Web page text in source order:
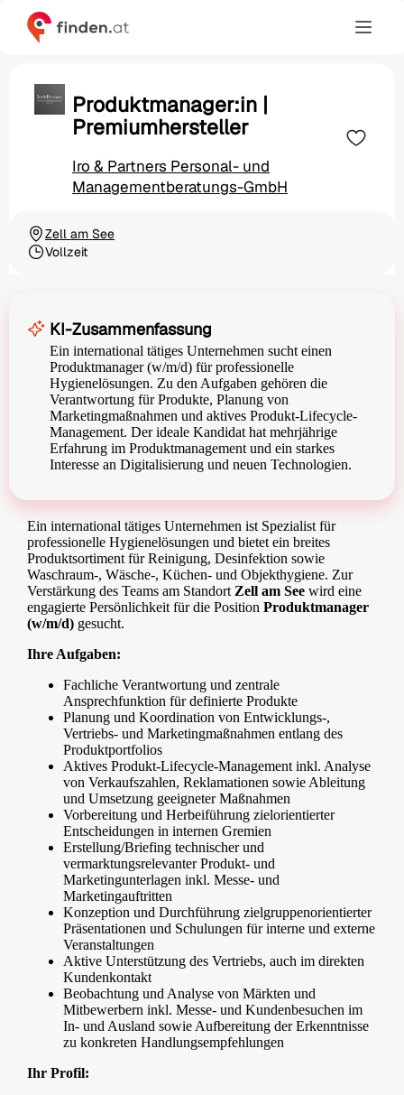
Produktmanager:in |
Premiumhersteller
Iro & Partners Personal- und
Managementberatungs-GmbH
Ortschaft
Zell am See
Beschäftigungsart
Vollzeit
KI-Zusammenfassung
Ein international tätiges Unternehmen sucht einen
Produktmanager (w/m/d) für professionelle
Hygienelösungen. Zu den Aufgaben gehören die
Verantwortung für Produkte, Planung von
Marketingmaßnahmen und aktives Produkt-Lifecycle-
Management. Der ideale Kandidat hat mehrjährige
Erfahrung im Produktmanagement und ein starkes
Interesse an Digitalisierung und neuen Technologien.
Ein international tätiges Unternehmen ist Spezialist für
professionelle Hygienelösungen und bietet ein breites
Produktsortiment für Reinigung, Desinfektion sowie
Waschraum-, Wäsche-, Küchen- und Objekthygiene. Zur
Verstärkung des Teams am Standort Zell am See wird eine
engagierte Persönlichkeit für die Position Produktmanager
(w/m/d) gesucht.
Ihre Aufgaben:
Fachliche Verantwortung und zentrale
Ansprechfunktion für definierte Produkte
Planung und Koordination von Entwicklungs-,
Vertriebs- und Marketingmaßnahmen entlang des
Produktportfolios
Aktives Produkt-Lifecycle-Management inkl. Analyse
von Verkaufszahlen, Reklamationen sowie Ableitung
und Umsetzung geeigneter Maßnahmen
Vorbereitung und Herbeiführung zielorientierter
Entscheidungen in internen Gremien
Erstellung/Briefing technischer und
vermarktungsrelevanter Produkt- und
Marketingunterlagen inkl. Messe- und
Marketingauftritten
Konzeption und Durchführung zielgruppenorientierter
Präsentationen und Schulungen für interne und externe
Veranstaltungen
Aktive Unterstützung des Vertriebs, auch im direkten
Kundenkontakt
Beobachtung und Analyse von Märkten und
Mitbewerbern inkl. Messe- und Kundenbesuchen im
In- und Ausland sowie Aufbereitung der Erkenntnisse
zu konkreten Handlungsempfehlungen
Ihr Profil: